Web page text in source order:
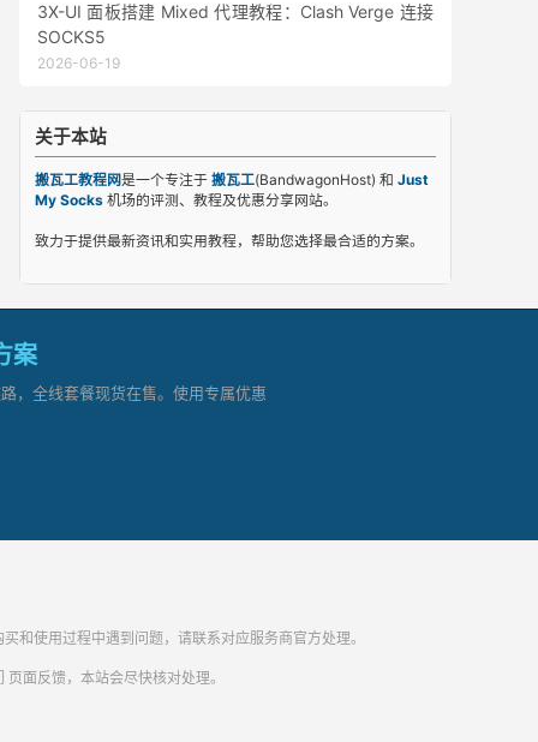
3X-UI 面板搭建 Mixed 代理教程：Clash Verge 连接
SOCKS5
2026-06-19
关于本站
搬瓦工教程网是一个专注于 搬瓦工(BandwagonHost) 和 Just
My Socks 机场的评测、教程及优惠分享网站。
致力于提供最新资讯和实用教程，帮助您选择最合适的方案。
案
，全线套餐现货在售。使用专属优惠
使用过程中遇到问题，请联系对应服务商官方处理。
页面反馈，本站会尽快核对处理。